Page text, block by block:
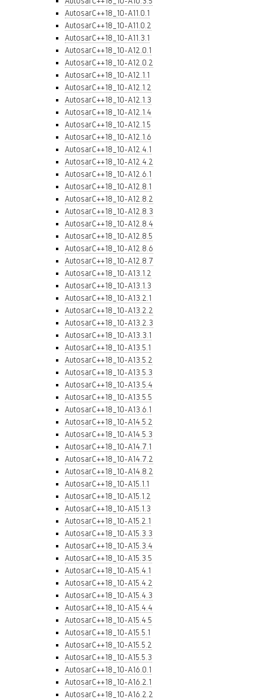
AutosarC++18_10-A11.0.1
AutosarC++18_10-A11.0.2
AutosarC++18_10-A11.3.1
AutosarC++18_10-A12.0.1
AutosarC++18_10-A12.0.2
AutosarC++18_10-A12.1.1
AutosarC++18_10-A12.1.2
AutosarC++18_10-A12.1.3
AutosarC++18_10-A12.1.4
AutosarC++18_10-A12.1.5
AutosarC++18_10-A12.1.6
AutosarC++18_10-A12.4.1
AutosarC++18_10-A12.4.2
AutosarC++18_10-A12.6.1
AutosarC++18_10-A12.8.1
AutosarC++18_10-A12.8.2
AutosarC++18_10-A12.8.3
AutosarC++18_10-A12.8.4
AutosarC++18_10-A12.8.5
AutosarC++18_10-A12.8.6
AutosarC++18_10-A12.8.7
AutosarC++18_10-A13.1.2
AutosarC++18_10-A13.1.3
AutosarC++18_10-A13.2.1
AutosarC++18_10-A13.2.2
AutosarC++18_10-A13.2.3
AutosarC++18_10-A13.3.1
AutosarC++18_10-A13.5.1
AutosarC++18_10-A13.5.2
AutosarC++18_10-A13.5.3
AutosarC++18_10-A13.5.4
AutosarC++18_10-A13.5.5
AutosarC++18_10-A13.6.1
AutosarC++18_10-A14.5.2
AutosarC++18_10-A14.5.3
AutosarC++18_10-A14.7.1
AutosarC++18_10-A14.7.2
AutosarC++18_10-A14.8.2
AutosarC++18_10-A15.1.1
AutosarC++18_10-A15.1.2
AutosarC++18_10-A15.1.3
AutosarC++18_10-A15.2.1
AutosarC++18_10-A15.3.3
AutosarC++18_10-A15.3.4
AutosarC++18_10-A15.3.5
AutosarC++18_10-A15.4.1
AutosarC++18_10-A15.4.2
AutosarC++18_10-A15.4.3
AutosarC++18_10-A15.4.4
AutosarC++18_10-A15.4.5
AutosarC++18_10-A15.5.1
AutosarC++18_10-A15.5.2
AutosarC++18_10-A15.5.3
AutosarC++18_10-A16.0.1
AutosarC++18_10-A16.2.1
AutosarC++18_10-A16.2.2